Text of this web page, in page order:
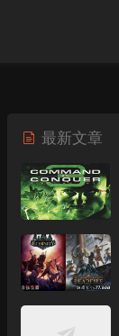
最新文章